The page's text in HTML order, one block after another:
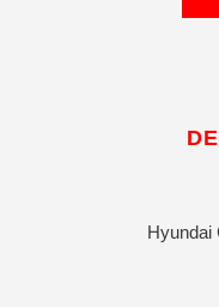
cantidadHyundai